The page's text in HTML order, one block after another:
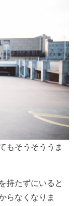
もそうそううま
持たずにいると
らなくなりま